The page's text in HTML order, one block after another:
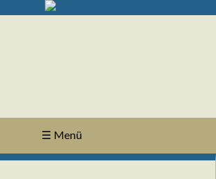
☰ Menü